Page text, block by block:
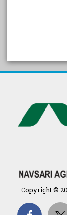
પ્રાકૃતિક
દેશી ગાય
गुणवत्ता युक्त
कृषि अनुसंधान
Copyright ©